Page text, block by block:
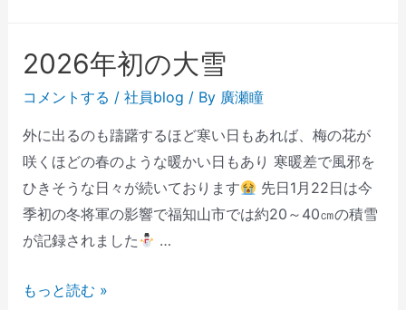
2026年初の大雪
コメントする / 社員blog / By 廣瀬瞳
外に出るのも躊躇するほど寒い日もあれば、梅の花が
咲くほどの春のような暖かい日もあり 寒暖差で風邪を
ひきそうな日々が続いております
先日1月22日は今
季初の冬将軍の影響で福知山市では約20～40㎝の積雪
が記録されました
…
もっと読む »